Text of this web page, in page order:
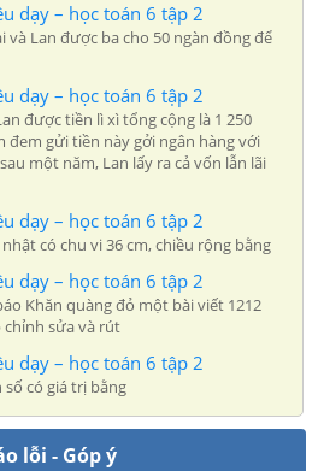
dạy – học toán 6 tập 2
và Lan được ba cho 50 ngàn đồng để
dạy – học toán 6 tập 2
được tiền lì xì tổng cộng là 1 250
đem gửi tiền này gởi ngân hàng với
một năm, Lan lấy ra cả vốn lẫn lãi
dạy – học toán 6 tập 2
có chu vi 36 cm, chiều rộng bằng
dạy – học toán 6 tập 2
Khăn quàng đỏ một bài viết 1212
sửa và rút
dạy – học toán 6 tập 2
có giá trị bằng
lỗi - Góp ý